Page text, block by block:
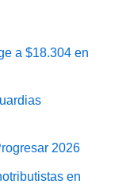
a $18.304 en
2026
en